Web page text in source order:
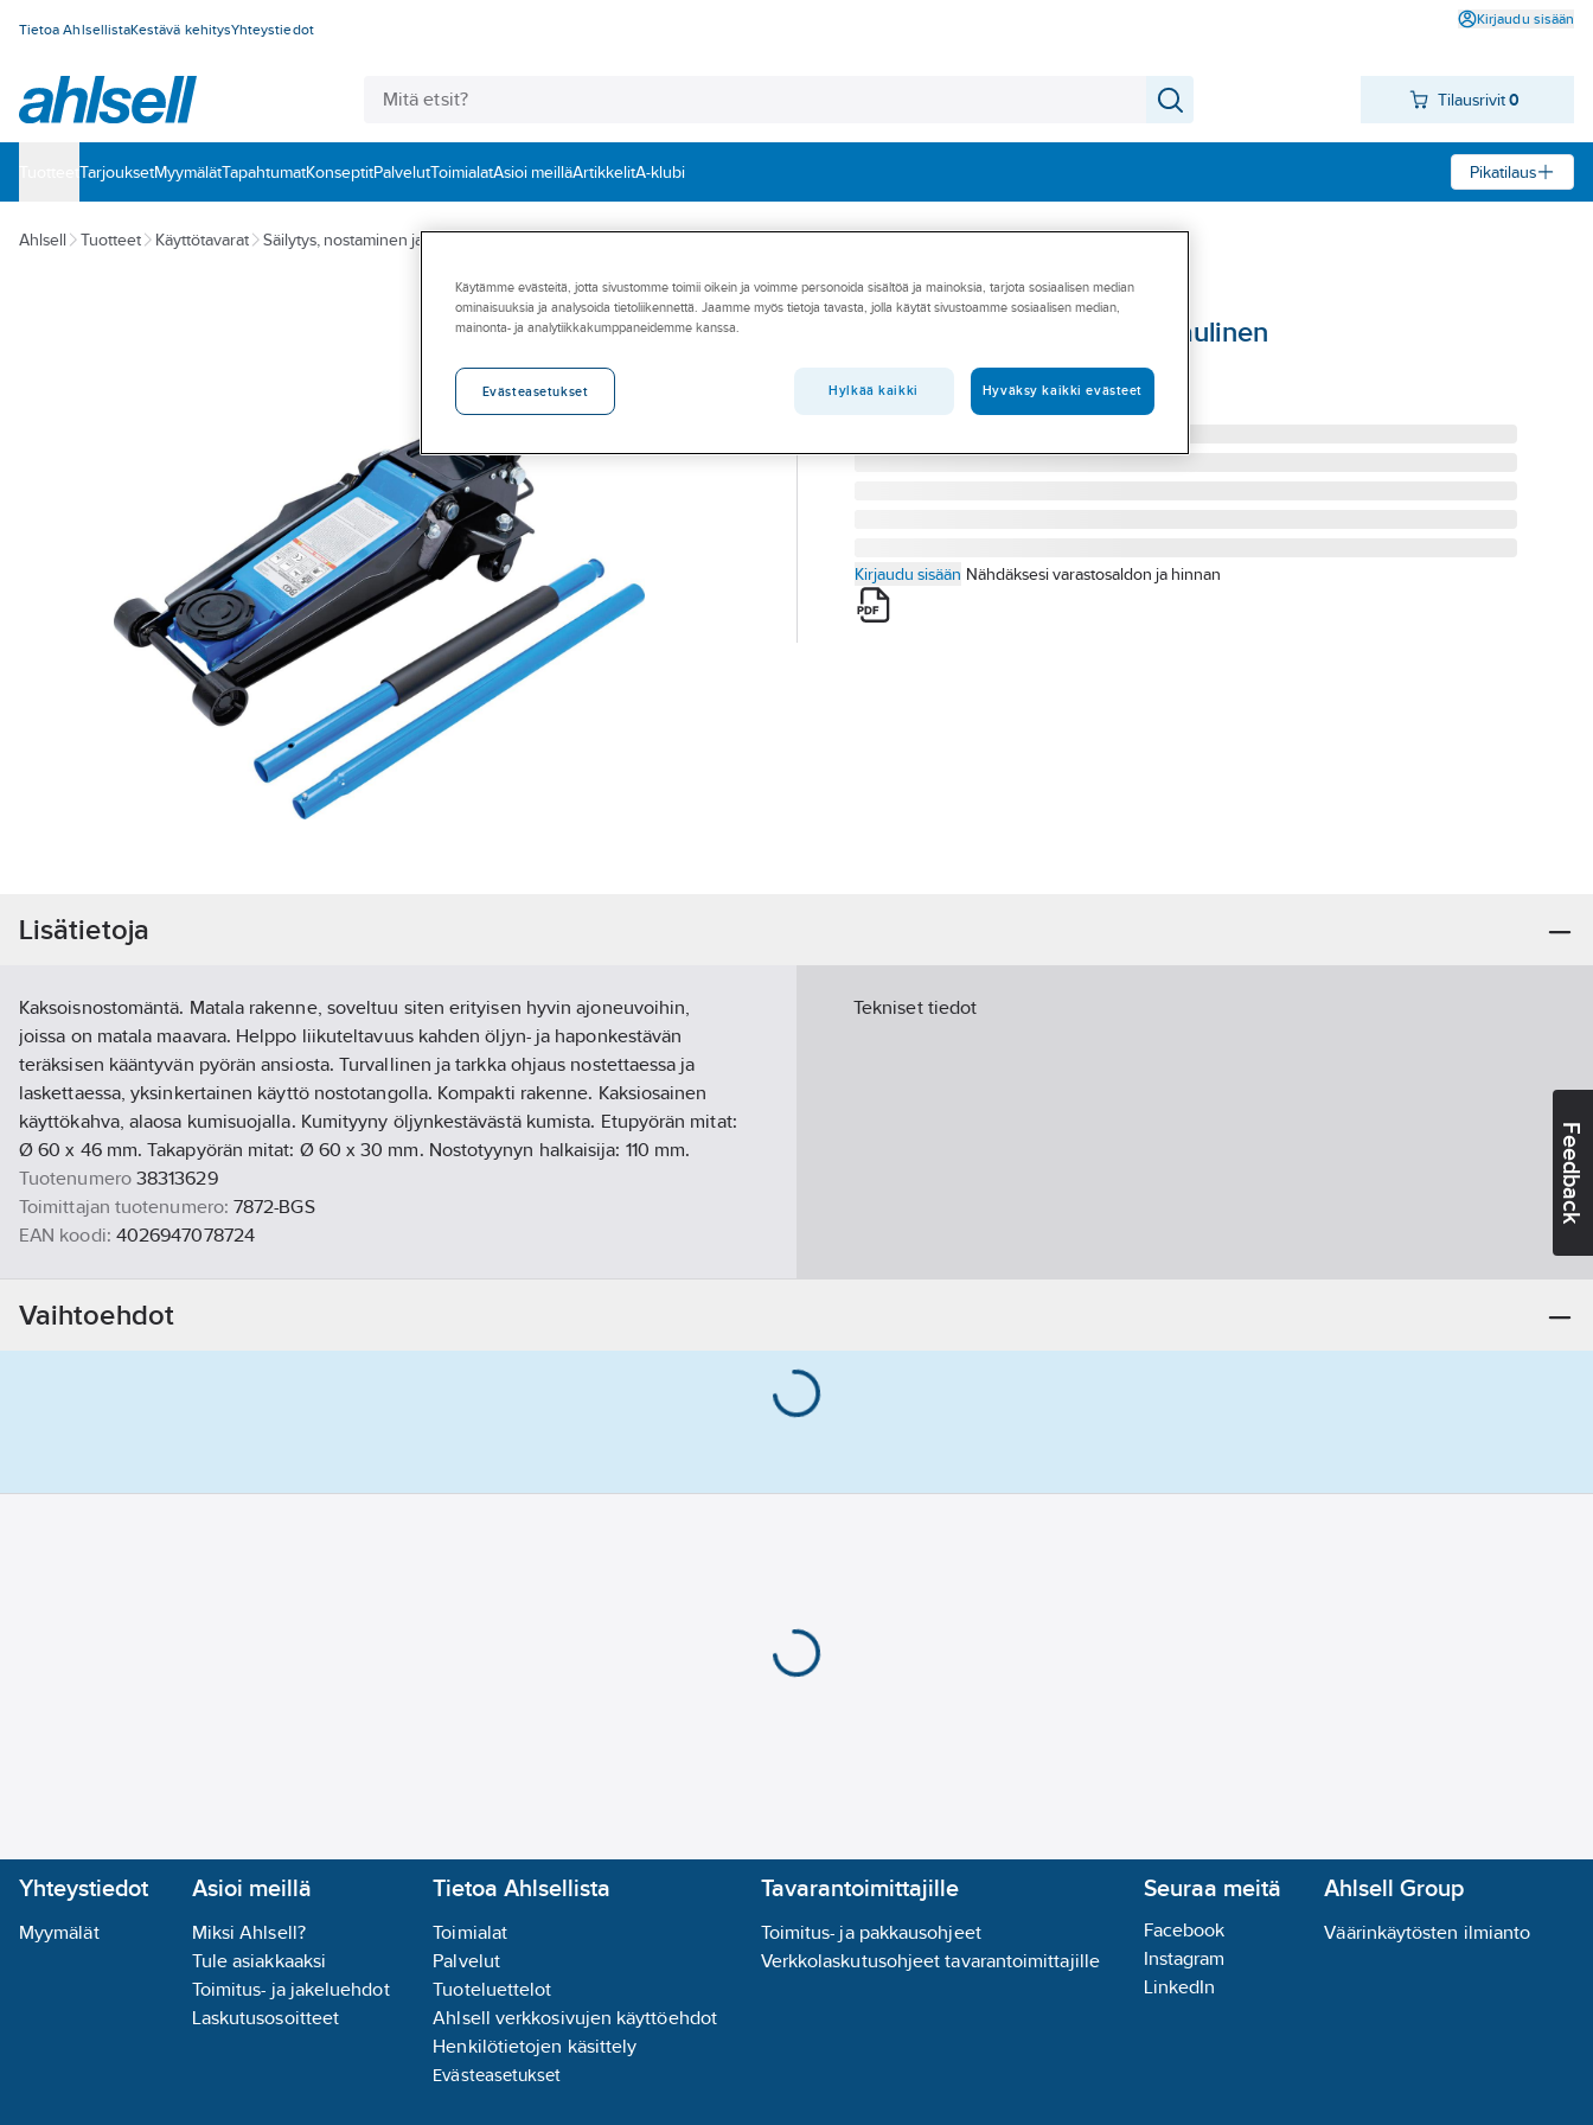
Tietoa AhlsellistaKestävä kehitysYhteystiedot
Kirjaudu sisään
Tilausrivit0
‎TarjouksetMyymälätTapahtumatKonseptitPalvelutToimialatAsioi meilläArtikkelitA-klubi Pikatilaus
Feedback
Ahlsell Tuotteet Käyttötavarat Säilytys, nostaminen ja käsittely
BGS TECHNIC
Hallitunkki BGS 2.5T hydraulinen
HALLITUNKKI BGS HYDRAULINEN 2,5 T
Tuotenumero
38313629
Toimittajan tuotenumero:
Kirjaudu sisään Nähdäksesi varastosaldon ja hinnan
Lisätietoja
Kaksoisnostomäntä. Matala rakenne, soveltuu siten erityisen hyvin ajoneuvoihin,
joissa on matala maavara. Helppo liikuteltavuus kahden öljyn- ja haponkestävän
teräksisen kääntyvän pyörän ansiosta. Turvallinen ja tarkka ohjaus nostettaessa ja
laskettaessa, yksinkertainen käyttö nostotangolla. Kompakti rakenne. Kaksiosainen
käyttökahva, alaosa kumisuojalla. Kumityyny öljynkestävästä kumista. Etupyörän mitat:
Ø 60 x 46 mm. Takapyörän mitat: Ø 60 x 30 mm. Nostotyynyn halkaisija: 110 mm.
Tuotenumero 38313629
Toimittajan tuotenumero: 7872-BGS
EAN koodi: 4026947078724
Tekniset tiedot
Vaihtoehdot
Yhteystiedot
Myymälät
Asioi meillä
Miksi Ahlsell?
Tule asiakkaaksi
Toimitus- ja jakeluehdot
Laskutusosoitteet
Tietoa Ahlsellista
Toimialat
Palvelut
Tuoteluettelot
Ahlsell verkkosivujen käyttöehdot
Henkilötietojen käsittely
Evästeasetukset
Tavarantoimittajille
Toimitus- ja pakkausohjeet
Verkkolaskutusohjeet tavarantoimittajille
Seuraa meitä
Facebook
Instagram
LinkedIn
Ahlsell Group
Väärinkäytösten ilmianto
Käytämme evästeitä, jotta sivustomme toimii oikein ja voimme personoida sisältöä ja mainoksia, tarjota sosiaalisen median
ominaisuuksia ja analysoida tietoliikennettä. Jaamme myös tietoja tavasta, jolla käytät sivustoamme sosiaalisen median,
mainonta- ja analytiikkakumppaneidemme kanssa.
Evästeasetukset Hylkää kaikki Hyväksy kaikki evästeet